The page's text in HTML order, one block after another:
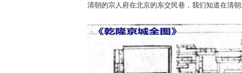
清朝的宗人府在北京的东交民巷，我们知道在清